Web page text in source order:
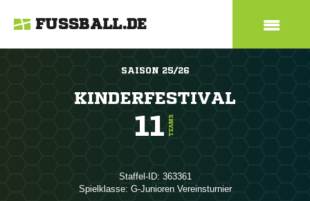
FUSSBALL.DE
SAISON 25/26
KINDERFESTIVAL
11 TEAMS
Staffel-ID: 363361
Spielklasse: G-Junioren Vereinsturnier